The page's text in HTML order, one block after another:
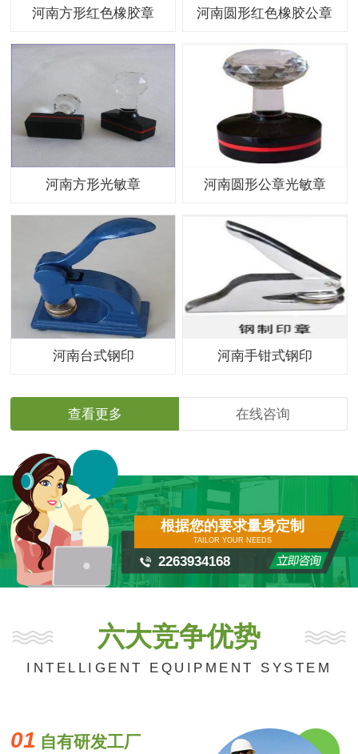
河南方形红色橡胶章 河南圆形红色橡胶公章
河南方形光敏章 河南圆形公章光敏章
河南台式钢印 河南手钳式钢印
查看更多 在线咨询
根据您的要求量身定制
TAILOR YOUR NEEDS
2263934168
六大竞争优势
INTELLIGENT EQUIPMENT SYSTEM
01 自有研发工厂